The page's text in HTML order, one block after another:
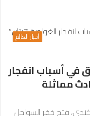
أخبار العالم
في أسباب انفجار
مماثلة
فتح خفر السواحل